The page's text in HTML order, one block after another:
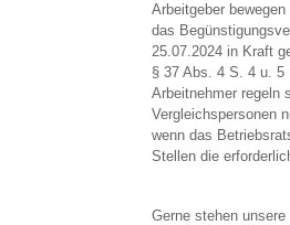
Arbeitgeber
das
25.07.2024 in Kraft
§ 37 Abs. 4 S. 4 u. 5
Arbeitnehmer regeln
Vergleichspersonen
wenn das
Stellen die
Gerne stehen